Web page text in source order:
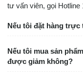
tư vấn viên, gọi Hotline
Nếu tôi đặt hàng
Nếu tôi mua sản
được giảm không?